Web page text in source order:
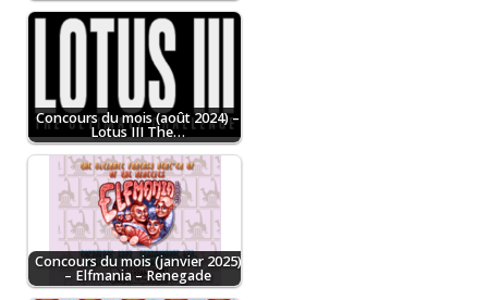
Concours du mois (août 2024) –
Lotus III The…
Concours du mois (janvier 2025)
– Elfmania – Renegade